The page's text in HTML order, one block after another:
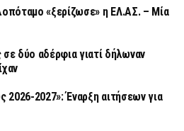
«ξερίζωσε» η ΕΛ.ΑΣ. – Μία
δύο αδέρφια γιατί δήλωναν
2026-2027»: Έναρξη αιτήσεων για